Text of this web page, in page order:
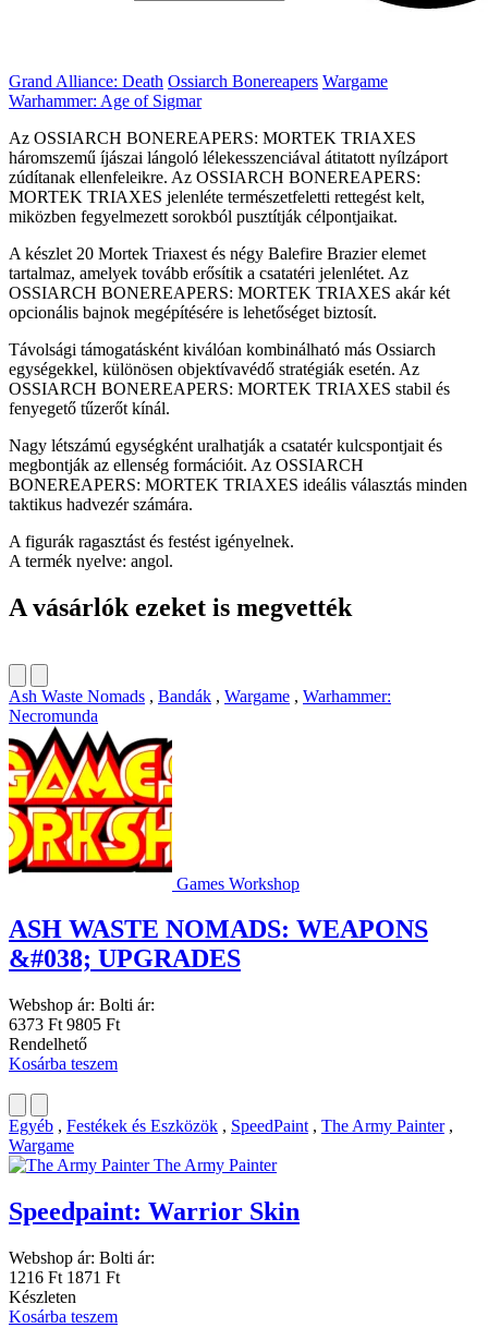
Grand Alliance: Death Ossiarch Bonereapers Wargame
Warhammer: Age of Sigmar
Az OSSIARCH BONEREAPERS: MORTEK TRIAXES
háromszemű íjászai lángoló lélekesszenciával átitatott nyílzáport
zúdítanak ellenfeleikre. Az OSSIARCH BONEREAPERS:
MORTEK TRIAXES jelenléte természetfeletti rettegést kelt,
miközben fegyelmezett sorokból pusztítják célpontjaikat.
A készlet 20 Mortek Triaxest és négy Balefire Brazier elemet
tartalmaz, amelyek tovább erősítik a csatatéri jelenlétet. Az
OSSIARCH BONEREAPERS: MORTEK TRIAXES akár két
opcionális bajnok megépítésére is lehetőséget biztosít.
Távolsági támogatásként kiválóan kombinálható más Ossiarch
egységekkel, különösen objektívavédő stratégiák esetén. Az
OSSIARCH BONEREAPERS: MORTEK TRIAXES stabil és
fenyegető tűzerőt kínál.
Nagy létszámú egységként uralhatják a csatatér kulcspontjait és
megbontják az ellenség formációit. Az OSSIARCH
BONEREAPERS: MORTEK TRIAXES ideális választás minden
taktikus hadvezér számára.
A figurák ragasztást és festést igényelnek.
A termék nyelve: angol.
A vásárlók ezeket is megvették
Ash Waste Nomads , Bandák , Wargame , Warhammer:
Necromunda
Games Workshop
ASH WASTE NOMADS: WEAPONS
&#038; UPGRADES
Webshop ár: Bolti ár:
6373 Ft 9805 Ft
Rendelhető
Kosárba teszem
Egyéb , Festékek és Eszközök , SpeedPaint , The Army Painter,
Wargame
The Army Painter
Speedpaint: Warrior Skin
Webshop ár: Bolti ár:
1216 Ft 1871 Ft
Készleten
Kosárba teszem